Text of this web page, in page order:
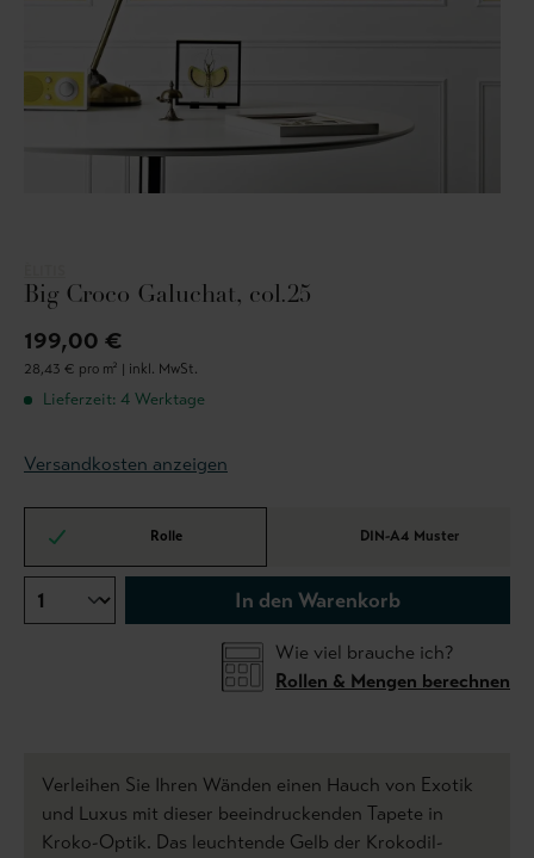
Big Croco Galuchat, col.25
199,00 €
28,43 € pro m² | inkl. MwSt.
Lieferzeit: 4 Werktage
Versandkosten anzeigen
Rolle DIN-A4 Muster
In den Warenkorb
Wie viel brauche ich?
Rollen & Mengen berechnen
Verleihen Sie Ihren Wänden einen Hauch von Exotik
und Luxus mit dieser beeindruckenden Tapete in
Kroko-Optik. Das leuchtende Gelb der Krokodil-